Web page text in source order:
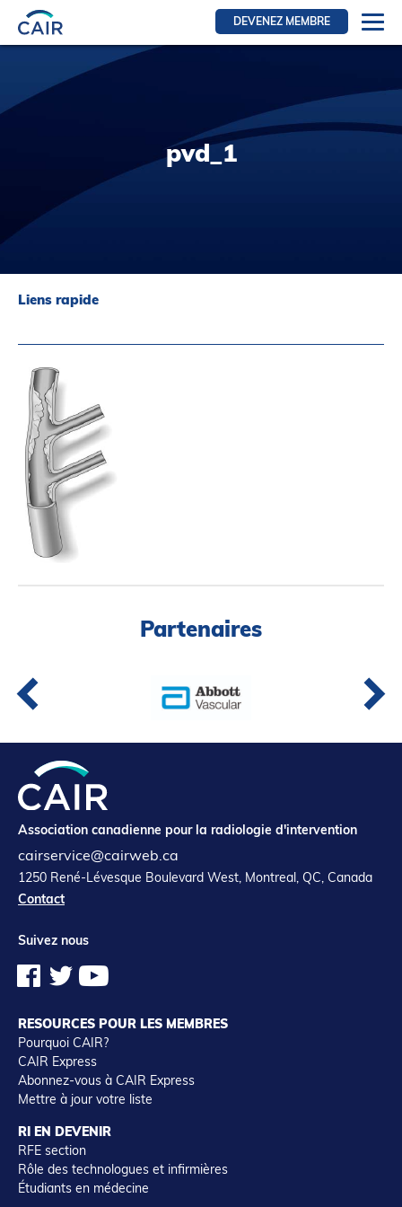
DEVENEZ MEMBRE
Se connecter
Ressources pour les membres
Ressources pour les patients
Contact
À Propos
Partenaires
Introduction à la RI
Présence mondiale
COVID-19
Carrières en RI
pvd_1
Liens rapide
Partenaires
Association canadienne pour la radiologie d'intervention
cairservice@cairweb.ca
1250 René-Lévesque Boulevard West, Montreal, QC, Canada
Contact
Suivez nous
RESOURCES POUR LES MEMBRES
Pourquoi CAIR?
CAIR Express
Abonnez-vous à CAIR Express
Mettre à jour votre liste
RI EN DEVENIR
RFE section
Rôle des technologues et infirmières
Étudiants en médecine